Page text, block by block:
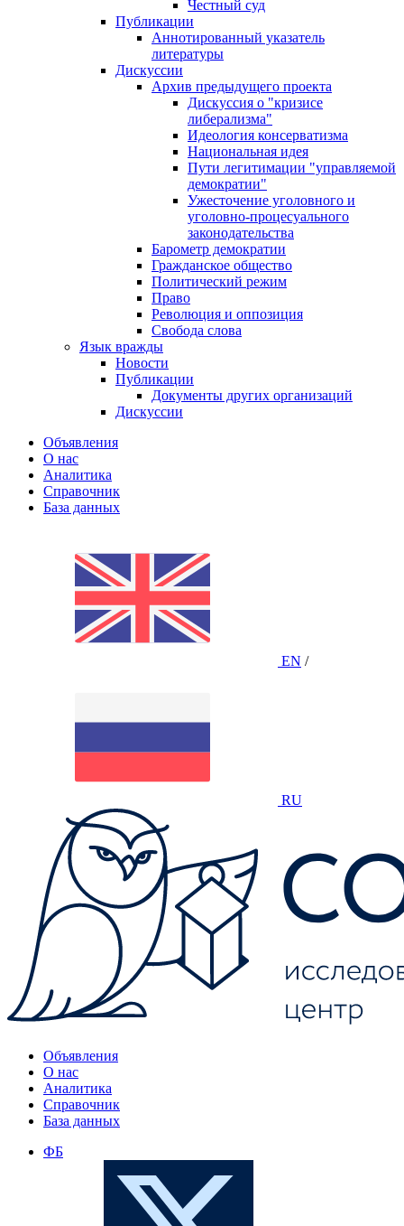
Честный суд
Публикации
Аннотированный указатель
литературы
Дискуссии
Архив предыдущего проекта
Дискуссия о "кризисе
либерализма"
Идеология консерватизма
Национальная идея
Пути легитимации "управляемой
демократии"
Ужесточение уголовного и
уголовно-процесуального
законодательства
Барометр демократии
Гражданское общество
Политический режим
Право
Революция и оппозиция
Свобода слова
Язык вражды
Новости
Публикации
Документы других организаций
Дискуссии
Объявления
О нас
Аналитика
Справочник
База данных
EN /
RU
Объявления
О нас
Аналитика
Справочник
База данных
ФБ